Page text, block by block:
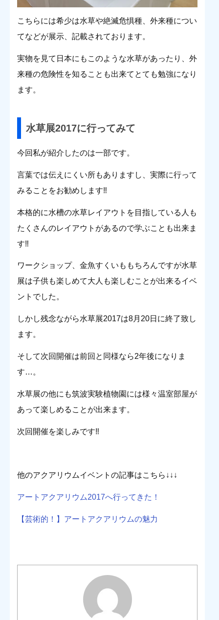
こちらには希少は水草や絶滅危惧種、外来種につい
てなどが展示、記載されております。
実物を見て日本にもこのような水草があったり、外
来種の危険性を知ることも出来てとても勉強になり
ます。
水草展2017に行ってみて
今回私が紹介したのは一部です。
言葉では伝えにくい所もありますし、実際に行って
みることをお勧めします‼︎
本格的に水槽の水草レイアウトを目指している人も
たくさんのレイアウトがあるので学ぶことも出来ま
す‼︎
ワークショップ、金魚すくいももちろんですが水草
展は子供も楽しめて大人も楽しむことが出来るイベ
ントでした。
しかし残念ながら水草展2017は8月20日に終了致し
ます。
そして次回開催は前回と同様なら2年後になりま
す…。
水草展の他にも筑波実験植物園には様々温室部屋が
あって楽しめることが出来ます。
次回開催を楽しみです‼︎
他のアクアリウムイベントの記事はこちら↓↓↓
アートアクアリウム2017へ行ってきた！
【芸術的！】アートアクアリウムの魅力